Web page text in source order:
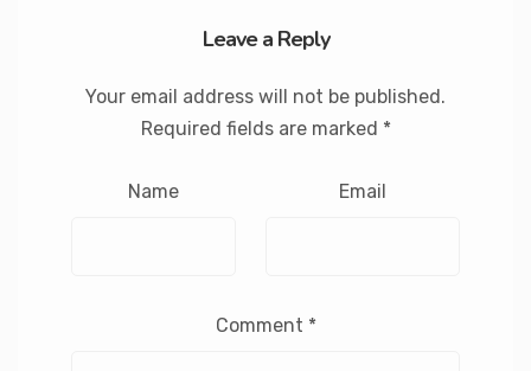
Leave a Reply
Your email address will not be published.
Required fields are marked *
Name Email
Comment *